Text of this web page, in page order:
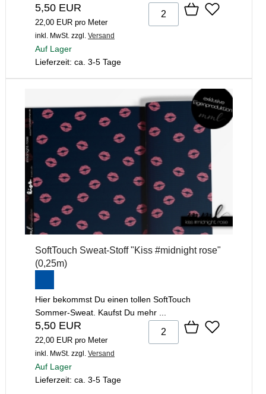
5,50 EUR
22,00 EUR pro Meter
inkl. MwSt. zzgl. Versand
Auf Lager
Lieferzeit: ca. 3-5 Tage
SoftTouch Sweat-Stoff "Kiss #midnight rose"
(0,25m)
Hier bekommst Du einen tollen SoftTouch
Sommer-Sweat. Kaufst Du mehr ...
5,50 EUR
22,00 EUR pro Meter
inkl. MwSt. zzgl. Versand
Auf Lager
Lieferzeit: ca. 3-5 Tage